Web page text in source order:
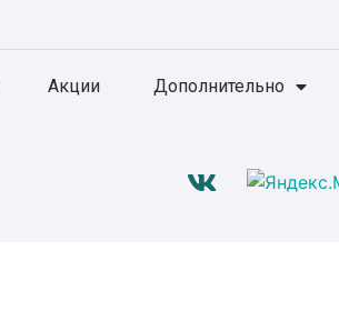
Акции Дополнительно